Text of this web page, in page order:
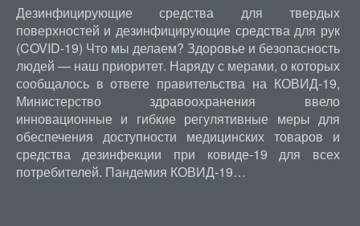
Дезинфицирующие средства для твердых
поверхностей и дезинфицирующие средства для рук
(COVID-19) Что мы делаем? Здоровье и безопасность
людей — наш приоритет. Наряду с мерами, о которых
сообщалось в ответе правительства на КОВИД-19,
Министерство здравоохранения ввело
инновационные и гибкие регулятивные меры для
обеспечения доступности медицинских товаров и
средства дезинфекции при ковиде-19 для всех
потребителей. Пандемия КОВИД-19…